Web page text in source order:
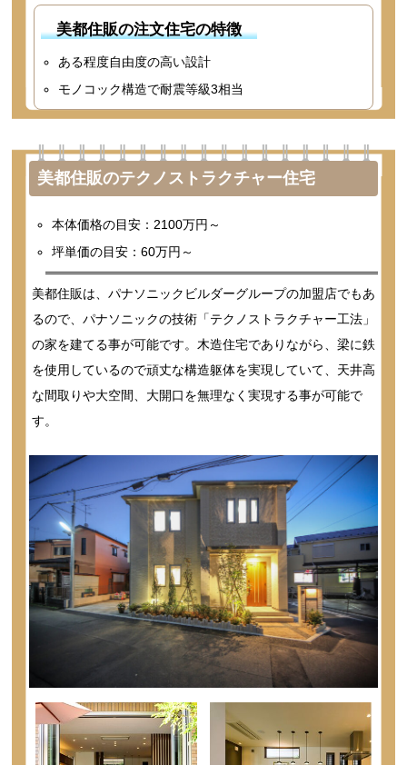
美都住販の注文住宅の特徴
ある程度自由度の高い設計
モノコック構造で耐震等級3相当
美都住販のテクノストラクチャー住宅
本体価格の目安：2100万円～
坪単価の目安：60万円～
美都住販は、パナソニックビルダーグループの加盟店でもあ
るので、パナソニックの技術「テクノストラクチャー工法」
の家を建てる事が可能です。木造住宅でありながら、梁に鉄
を使用しているので頑丈な構造躯体を実現していて、天井高
な間取りや大空間、大開口を無理なく実現する事が可能で
す。